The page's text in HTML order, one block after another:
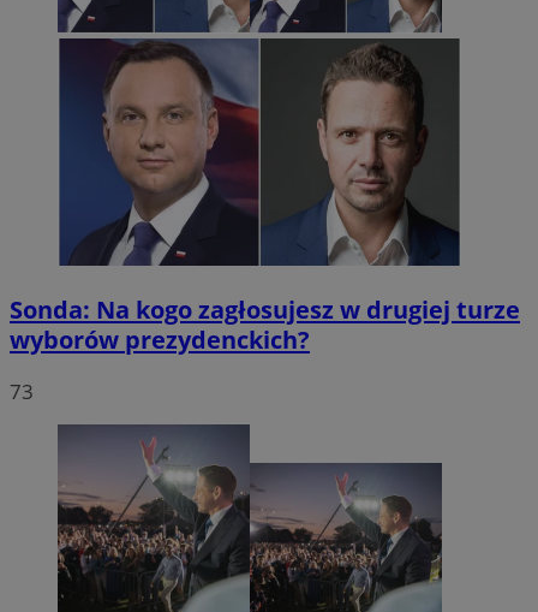
Sonda: Na kogo zagłosujesz w drugiej turze
wyborów prezydenckich?
73